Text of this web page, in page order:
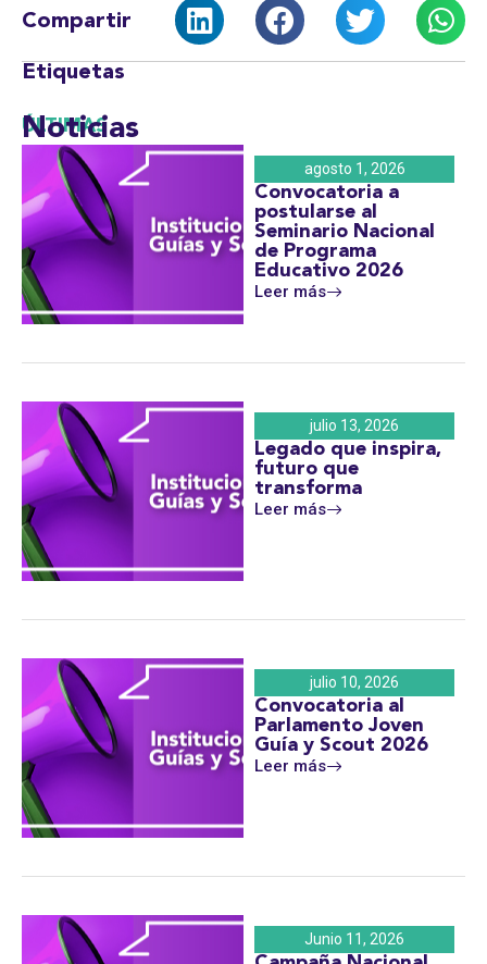
Compartir
Etiquetas
ÚLTIMAS
Noticias
agosto 1, 2026
Convocatoria a
postularse al
Seminario Nacional
de Programa
Educativo 2026
Leer más
julio 13, 2026
Legado que inspira,
futuro que
transforma
Leer más
julio 10, 2026
Convocatoria al
Parlamento Joven
Guía y Scout 2026
Leer más
Junio 11, 2026